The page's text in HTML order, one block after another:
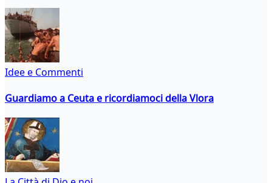
Idee e Commenti
Guardiamo a Ceuta e ricordiamoci della Vlora